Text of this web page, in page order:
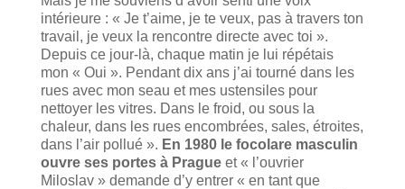
intérieure : « Je t’aime, je te veux, pas à travers ton
travail, je veux la rencontre directe avec toi ».
Depuis ce jour-là, chaque matin je lui répétais
mon « Oui ». Pendant dix ans j’ai tourné dans les
rues avec mon seau et mes ustensiles pour
nettoyer les vitres. Dans le froid, ou sous la
chaleur, dans les rues encombrées, sales, étroites,
dans l’air pollué ». En 1980 le focolare masculin
ouvre ses portes à Pragueet « l’ouvrier
Miloslav » demande d’y entrer « en tant que